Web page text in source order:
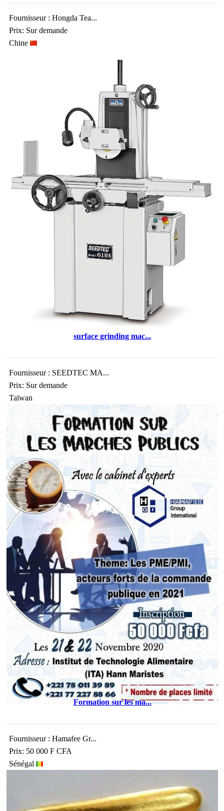
Fournisseur : Hongda Tea...
Prix: Sur demande
Chine
surface grinding mac...
Fournisseur : SEEDTEC MA...
Prix: Sur demande
Taïwan
Formation sur les ma...
Fournisseur : Hamafee Gr...
Prix: 50 000 F CFA
Sénégal